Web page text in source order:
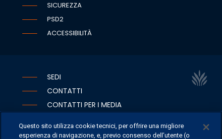
SICUREZZA
PSD2
ACCESSIBILITÀ
SEDI
CONTATTI
CONTATTI PER I MEDIA
LAVORA CON NOI
Questo sito utilizza cookie tecnici, per offrire una migliore
esperienza di navigazione, e, previo consenso dell’utente (o